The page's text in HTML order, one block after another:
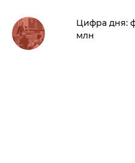
Цифра дня:
млн